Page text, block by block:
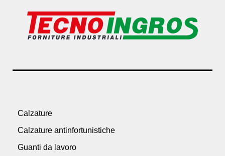
Calzature
Calzature antinfortunistiche
Guanti da lavoro